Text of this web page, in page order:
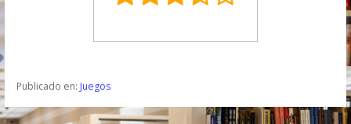
Publicado en: Juegos